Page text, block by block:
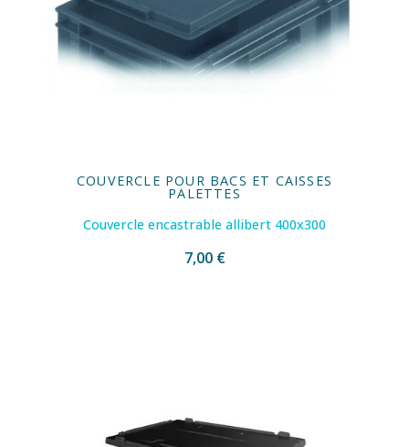
COUVERCLE POUR BACS ET CAISSES
PALETTES
Couvercle encastrable allibert 400x300
7,00 €